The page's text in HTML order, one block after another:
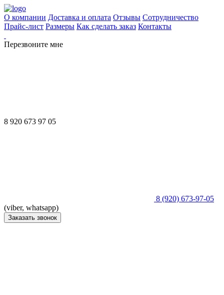
О компании Доставка и оплата Отзывы Сотрудничество
Прайс-лист Размеры Как сделать заказ Контакты
Перезвоните мне
8 920 673 97 05
8 (920) 673-97-05
(viber, whatsapp)
Заказать звонок